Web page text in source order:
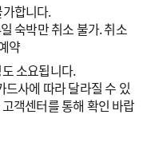
합니다.
숙박만 취소 불가. 취소
약
소요됩니다.
사에 따라 달라질 수 있
객센터를 통해 확인 바랍